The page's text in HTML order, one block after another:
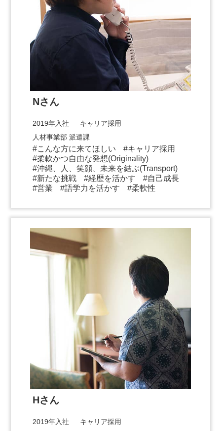
Nさん
2019年入社 キャリア採用
人材事業部 派遣課
こんな方に来てほしい
キャリア採用
柔軟かつ自由な発想(Originality)
沖縄、人、笑顔、未来を結ぶ(Transport)
新たな挑戦
経歴を活かす
自己成長
営業
語学力を活かす 柔軟性
Hさん
2019年入社 キャリア採用